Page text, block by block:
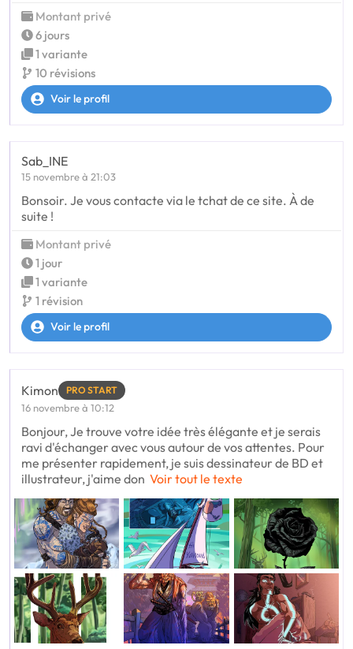
Montant privé
6 jours
1 variante
10 révisions
Voir le profil
Sab_INE
15 novembre à 21:03
Bonsoir. Je vous contacte via le tchat de ce site. À de
suite !
Montant privé
1 jour
1 variante
1 révision
Voir le profil
Kimon PRO START
16 novembre à 10:12
Bonjour, Je trouve votre idée très élégante et je serais
ravi d'échanger avec vous autour de vos attentes. Pour
me présenter rapidement, je suis dessinateur de BD et
illustrateur, j'aime don Voir tout le texte